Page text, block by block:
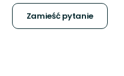
Zamieść pytanie